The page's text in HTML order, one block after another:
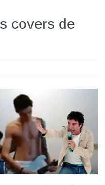
covers de